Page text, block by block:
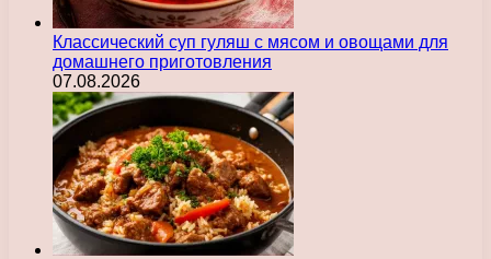
Классический суп гуляш с мясом и овощами для
домашнего приготовления
07.08.2026